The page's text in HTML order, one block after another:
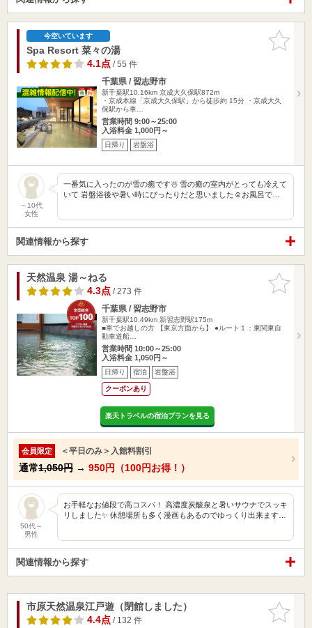
お気に入
りに追加
今空いています
Spa Resort 菜々の湯
4.1点/ 55 件
千葉県 / 習志野市
新千葉駅10.16km 京成大久保駅872m
・京成本線「京成大久保駅」から徒歩約 15分 ・京成大久
保駅から車…
営業時間 9:00～25:00
入浴料金 1,000円～
日帰り 岩盤浴
～10代
女性
一番気に入ったのが雪の癒です☃️ 雪の癒の室内がとっても冷えて
いて 岩盤浴後や暑い時にぴったりだと思いました☺️お風呂で…
関連情報から探す
お気に入
りに追加
天然温泉 湯～ねる
4.3点/ 273 件
千葉県 / 習志野市
新千葉駅10.49km 新習志野駅175m
■車でお越しの方 【東京方面から】 ●ルート１：東関東自
動車道船…
営業時間 10:00～25:00
入浴料金 1,050円～
日帰り 宿泊 岩盤浴
クーポンあり
楽天トラベルの宿泊プランを見る
会員限定 ＜平日のみ＞入館料割引
通常1,050円 → 950円（100円お得！）
50代～
男性
お手軽なお値段で高コスパ！ 高濃度炭酸泉と暑いサウナでスッキ
リしました✨ 休憩場所も多く漫画もあるのでゆっくり出来ます…
関連情報から探す
お気に入
りに追加
市原天然温泉江戸遊（閉館しました）
4.4点/ 132 件